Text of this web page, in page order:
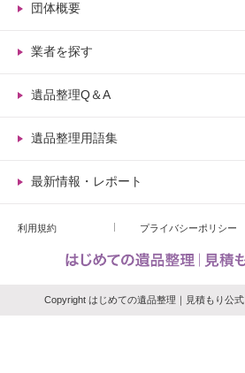
団体概要
業者を探す
遺品整理Q＆A
遺品整理用語集
最新情報・レポート
利用規約 プライバシーポリシー
Copyright はじめての遺品整理｜見積もり公